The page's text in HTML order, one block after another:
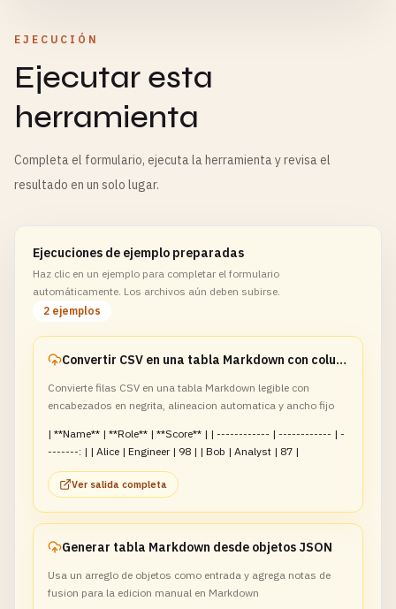
EJECUCIÓN
Ejecutar esta
herramienta
Completa el formulario, ejecuta la herramienta y revisa el
resultado en un solo lugar.
Ejecuciones de ejemplo preparadas
Haz clic en un ejemplo para completar el formulario
automáticamente. Los archivos aún deben subirse.
2 ejemplos
Convertir CSV en una tabla Markdown con columnas ajustadas
Convierte filas CSV en una tabla Markdown legible con
encabezados en negrita, alineacion automatica y ancho fijo
| **Name** | **Role** | **Score** | | ------------ | ------------ | -
-------: | | Alice | Engineer | 98 | | Bob | Analyst | 87 |
Ver salida completa
Generar tabla Markdown desde objetos JSON
Usa un arreglo de objetos como entrada y agrega notas de
fusion para la edicion manual en Markdown